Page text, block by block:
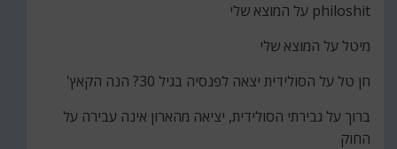
philoshit על המוצא שלי
מיטל על המוצא שלי
חן טל על הסולידית יצאה לפנסיה בגיל 30? הנה הקאץ'
ברוך על גבירתי הסולידית, יציאה מהארון אינה עבירה על
החוק